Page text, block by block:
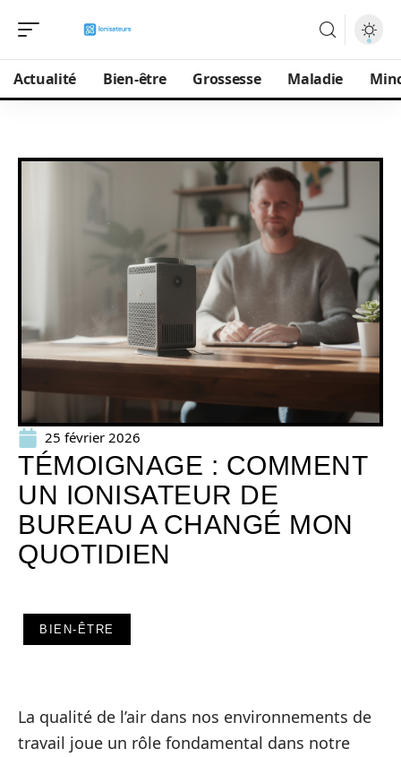
Actualité Bien-être Grossesse Maladie
25 février 2026
TÉMOIGNAGE : COMMENT
UN IONISATEUR DE
BUREAU A CHANGÉ MON
QUOTIDIEN
BIEN-ÊTRE
La qualité de l’air dans nos environnements de
travail joue un rôle fondamental dans notre